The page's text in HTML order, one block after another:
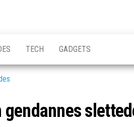
TECH GADGETS
gendannes